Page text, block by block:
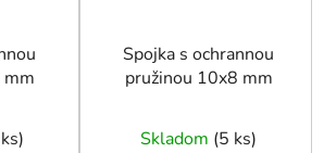
)
Spojka s ochrannou
pružinou 10x8 mm
Skladom (5 ks)